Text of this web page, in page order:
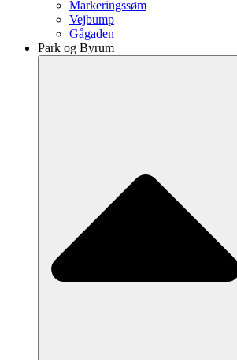
Markeringssøm
Vejbump
Gågaden
Park og Byrum